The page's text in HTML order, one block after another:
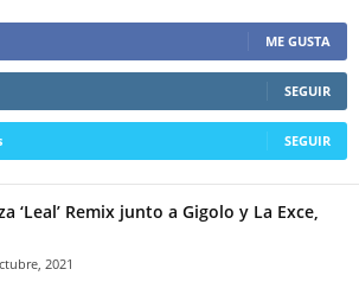
ME GUSTA
SEGUIR
SEGUIR
‘Leal’ Remix junto a Gigolo y La Exce,
2021